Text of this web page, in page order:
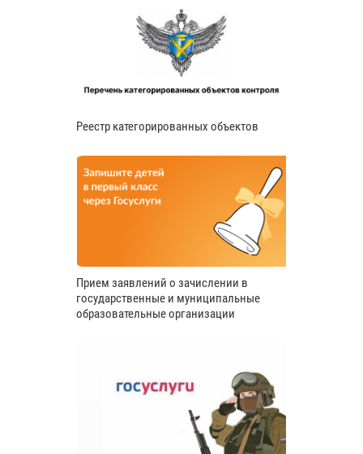
Реестр категорированных объектов
Прием заявлений о зачислении в
государственные и муниципальные
образовательные организации